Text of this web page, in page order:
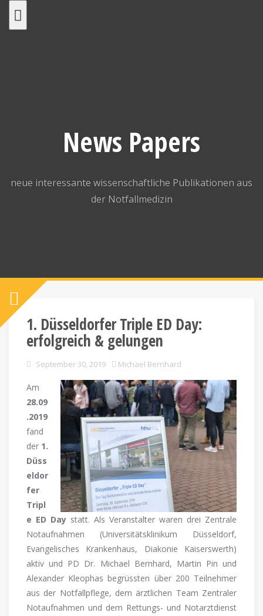
News Papers
neue interessante wissenschaftliche Publikationen aus
der Notfallmedizin
1. Düsseldorfer Triple ED Day:
erfolgreich & gelungen
September 30, 2019 Michael Bernhard
Am
28.09
.2019
fand
der 1.
Düss
eldor
fer
Tripl
e ED Day statt. Als Veranstalter waren drei Zentrale
Notaufnahmen (Universitätsklinikum Düsseldorf,
Evangelisches Krankenhaus, Diakonie Kaiserswerth)
aktiv und PD Dr. Michael Bernhard, Martin Pin und
Alexander Kleophas begrüssten über 200 Teilnehmer
aus der Notfallpflege, dem ärztlichen Team Zentraler
Notaufnahmen und dem Rettungs- und Notarztdienst